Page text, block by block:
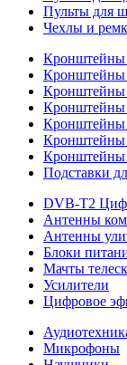
Пульты для
Чехлы и
Кронштейны
Кронштейны
Кронштейны
Кронштейны
Кронштейны
Подставки
DVB-T2
Антенны
Антенны
Блоки
Мачты
Усилители
Цифровое
Микрофоны